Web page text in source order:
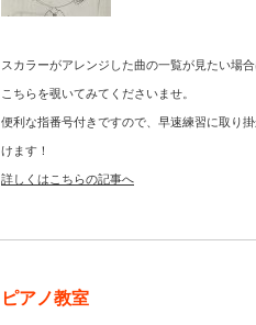
スカラーがアレンジした曲の一覧が見たい場合
こちらを覗いてみてくださいませ。
便利な指番号付きですので、早速練習に取り
けます！
詳しくはこちらの記事へ
ピアノ教室